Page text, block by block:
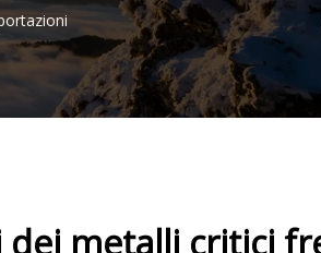
dei metalli critici